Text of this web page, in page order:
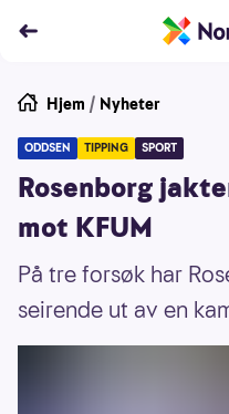
Hjem / Nyheter
ODDSEN TIPPING SPORT
Rosenborg
mot KFUM
På tre forsøk har
seirende ut av en